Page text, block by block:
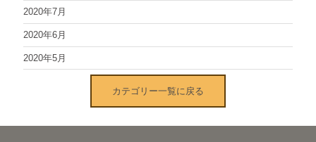
2020年7月
2020年6月
2020年5月
カテゴリー一覧に戻る